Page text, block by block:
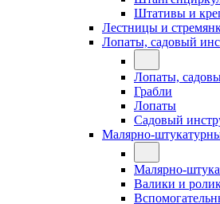
Штативы и
Лестницы и
Лопаты, садовый
Лопаты,
Грабли
Лопаты
Садовый
Малярно-
Малярно-
Валики и